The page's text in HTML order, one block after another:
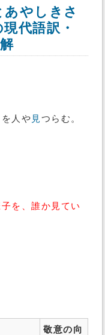
あやしきさ
代語訳・
を人や 見つらむ。
を、誰か見てい
敬意の向